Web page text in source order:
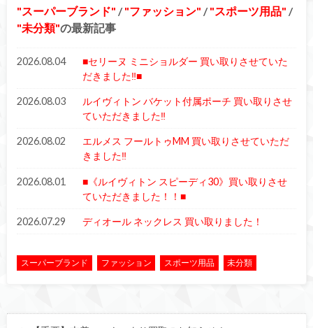
スーパーブランド / ファッション / スポーツ用品 /
未分類 の最新記事
2026.08.04
■セリーヌ ミニショルダー 買い取りさせていた
だきました‼■
2026.08.03
ルイヴィトン バケット付属ポーチ 買い取りさせ
ていただきました‼︎
2026.08.02
エルメス フールトゥMM 買い取りさせていただ
きました‼︎
2026.08.01
■《ルイヴィトン スピーディ30》買い取りさせ
ていただきました！！■
2026.07.29 ディオール ネックレス 買い取りました！
スーパーブランド ファッション スポーツ用品 未分類